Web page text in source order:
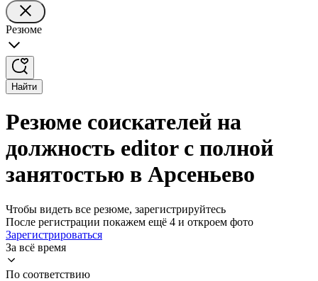
Резюме
Найти
Резюме соискателей на
должность editor с полной
занятостью в Арсеньево
Чтобы видеть все резюме, зарегистрируйтесь
После регистрации покажем ещё 4 и откроем фото
Зарегистрироваться
За всё время
По соответствию